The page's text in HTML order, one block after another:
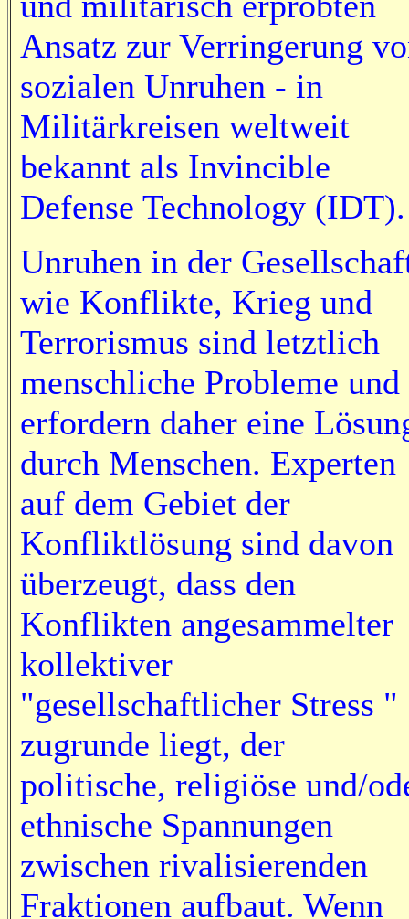
Ansatz zur Verringerung
sozialen Unruhen - in
Militärkreisen weltweit
bekannt als Invincible
Defense Technology (IDT).
Unruhen in der
wie Konflikte, Krieg und
Terrorismus sind letztlich
menschliche Probleme und
erfordern daher eine
durch Menschen. Experten
auf dem Gebiet der
Konfliktlösung sind davon
überzeugt, dass den
Konflikten angesammelter
kollektiver
"gesellschaftlicher Stress "
zugrunde liegt, der
politische, religiöse und/
ethnische Spannungen
zwischen rivalisierenden
Fraktionen aufbaut. Wenn